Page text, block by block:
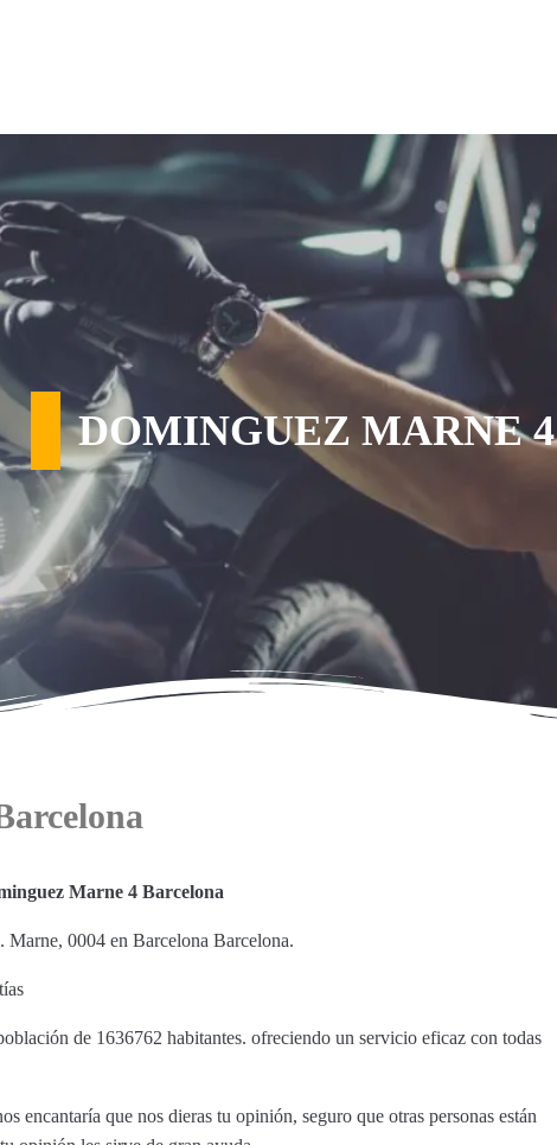
DOMINGUEZ MARNE 4
Marne 4 Barcelona
0004 en Barcelona Barcelona.
de 1636762 habitantes. ofreciendo un servicio eficaz con todas
encantaría que nos dieras tu opinión, seguro que otras personas están